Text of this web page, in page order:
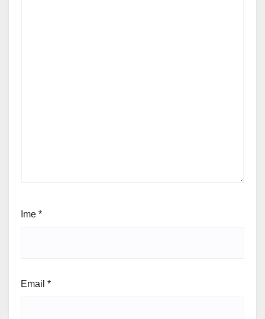
Ime *
Email *